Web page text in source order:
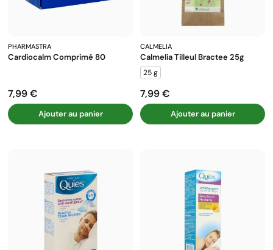
PHARMASTRA
Cardiocalm Comprimé 80
Prix
7,99 €
Ajouter au panier
CALMELIA
Calmelia Tilleul Bractee 25g
25 g
Prix
7,99 €
Ajouter au panier